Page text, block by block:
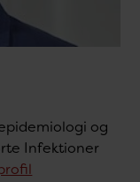
og
Infektioner